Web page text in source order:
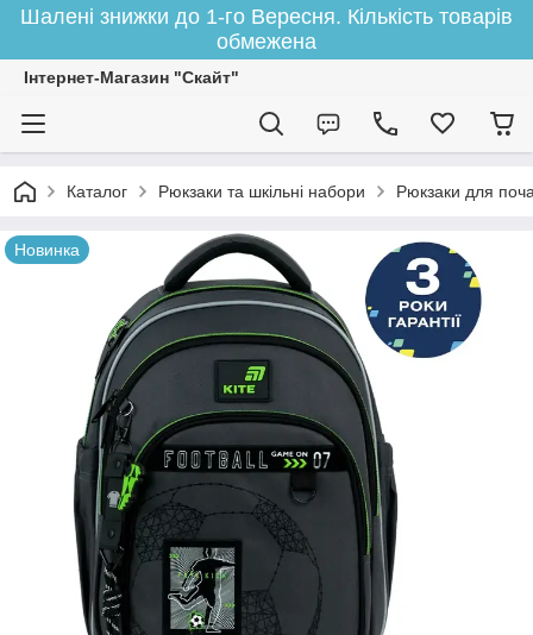
Шалені знижки до 1-го Вересня. Кількість товарів
обмежена
Інтернет-Магазин "Скайт"
Каталог Рюкзаки та шкільні набори Рюкзаки для
Новинка